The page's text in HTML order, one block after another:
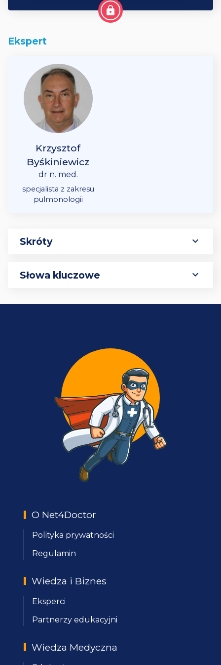
lock
Ekspert
Krzysztof
Byśkiniewicz
dr n. med.
specjalista z zakresu
pulmonologii
Skróty expand_more
Słowa kluczowe expand_more
O Net4Doctor
Polityka prywatności
Regulamin
Wiedza i Biznes
Eksperci
Partnerzy edukacyjni
Wiedza Medyczna